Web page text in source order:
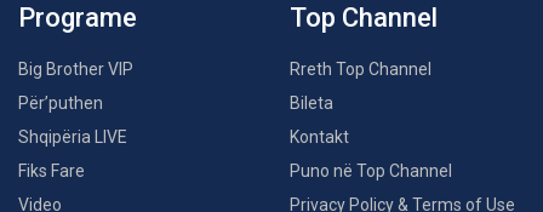
Programe
Big Brother VIP
Për’puthen
Shqipëria LIVE
Fiks Fare
Video
Top Channel
Rreth Top Channel
Bileta
Kontakt
Puno në Top Channel
Privacy Policy & Terms of Use